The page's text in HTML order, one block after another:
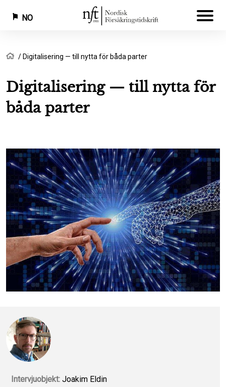
Hopp
hovedinnhold
NO
Navigasjonssti
Hjem
Digitalisering — till nytta för båda parter
Digitalisering — till nytta för
båda parter
Intervjuobjekt: Joakim Eldin